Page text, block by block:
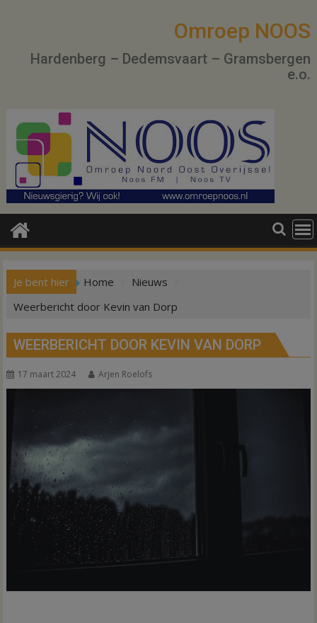
Omroep NOOS
Hardenberg – Dedemsvaart – Gramsbergen
e.o.
Je bent hier Home
Nieuws
Weerbericht door Kevin van Dorp
WEERBERICHT DOOR KEVIN VAN DORP
17 maart 2024 Arjen Roelofs